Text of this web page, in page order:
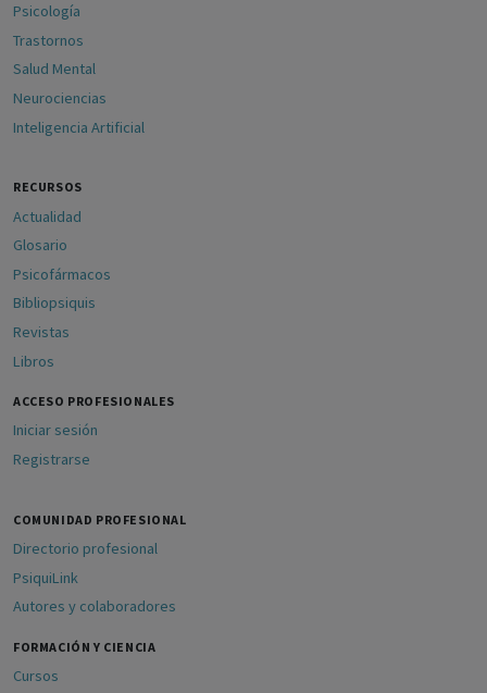
Psicología
Trastornos
Salud Mental
Neurociencias
Inteligencia Artificial
RECURSOS
Actualidad
Glosario
Psicofármacos
Bibliopsiquis
Revistas
Libros
ACCESO PROFESIONALES
Iniciar sesión
Registrarse
COMUNIDAD PROFESIONAL
Directorio profesional
PsiquiLink
Autores y colaboradores
FORMACIÓN Y CIENCIA
Cursos